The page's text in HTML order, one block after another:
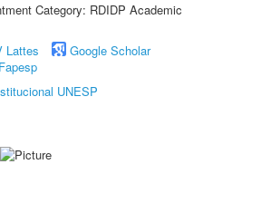
Category: RDIDP Academic
Lattes
Google Scholar
Fapesp
UNESP